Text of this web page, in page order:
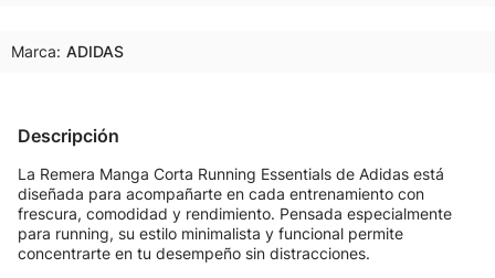
Marca: ADIDAS
Descripción
La Remera Manga Corta Running Essentials de Adidas está
diseñada para acompañarte en cada entrenamiento con
frescura, comodidad y rendimiento. Pensada especialmente
para running, su estilo minimalista y funcional permite
concentrarte en tu desempeño sin distracciones.